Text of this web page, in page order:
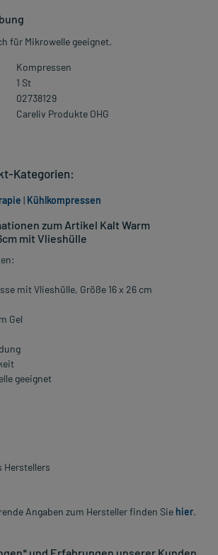
für Mikrowelle geeignet.
Kompressen
1 St
02738129
Careliv Produkte OHG
zum Artikel Kalt Warm
mit Vlieshülle
mit Vlieshülle, Größe 16 x 26 cm
Gel
geeignet
Herstellers
Angaben zum Hersteller finden Sie hier.
Kategorien:
| Kühlkompressen